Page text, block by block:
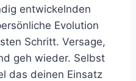
entwickelnden
Evolution
Schritt. Versage,
geh wieder. Selbst
das deinen Einsatz